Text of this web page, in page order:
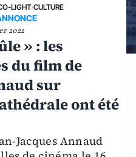
LIGHT›CULTURE
2022
» : les
du film de
sur
ont été
Jacques Annaud